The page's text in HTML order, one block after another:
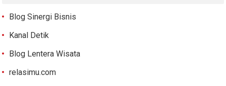
Blog Sinergi Bisnis
Kanal Detik
Blog Lentera Wisata
relasimu.com